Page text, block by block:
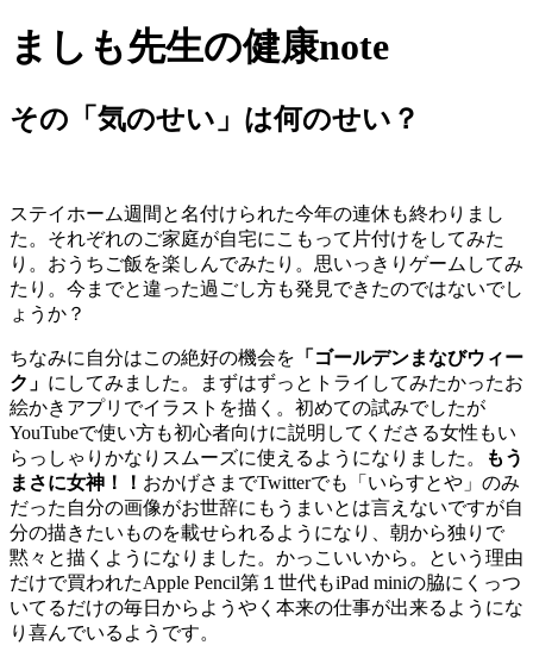
ましも先生の健康note
その「気のせい」は何のせい？
ステイホーム週間と名付けられた今年の連休も終わりまし
た。それぞれのご家庭が自宅にこもって片付けをしてみた
り。おうちご飯を楽しんでみたり。思いっきりゲームしてみ
たり。今までと違った過ごし方も発見できたのではないでし
ょうか？
ちなみに自分はこの絶好の機会を 「ゴールデンまなびウィー
ク」 にしてみました。まずはずっとトライしてみたかったお
絵かきアプリでイラストを描く。初めての試みでしたが
YouTubeで使い方も初心者向けに説明してくださる女性もい
らっしゃりかなりスムーズに使えるようになりました。
もう
まさに女神！！ おかげさまでTwitterでも「いらすとや」のみ
だった自分の画像がお世辞にもうまいとは言えないですが自
分の描きたいものを載せられるようになり、朝から独りで
黙々と描くようになりました。かっこいいから。という理由
だけで買われたApple Pencil第１世代もiPad miniの脇にくっつ
いてるだけの毎日からようやく本来の仕事が出来るようにな
り喜んでいるようです。